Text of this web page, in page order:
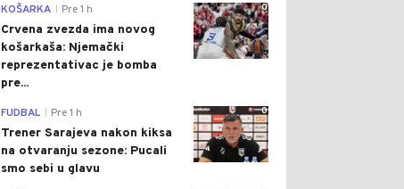
0
KOŠARKA Pre 1 h
Crvena zvezda ima novog
košarkaša: Njemački
reprezentativac je bomba
pre...
0
FUDBAL Pre 1 h
Trener Sarajeva nakon kiksa
na otvaranju sezone: Pucali
smo sebi u glavu